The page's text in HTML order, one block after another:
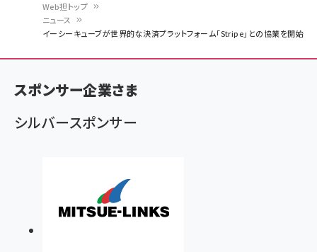
ン
く
ず
Web担トップ
ニュース
イーシーキューブが世界的な決済プラットフォーム「Stripe」との協業を開始
スポンサー企業さま
シルバースポンサー